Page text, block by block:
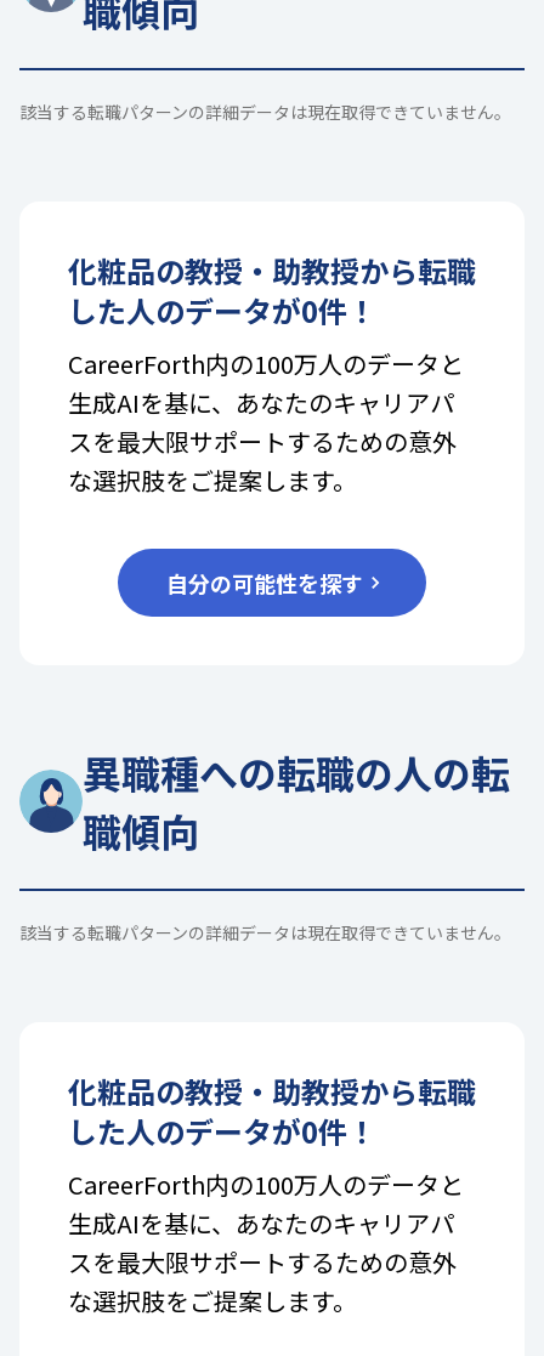
該当する転職パターンの詳細データは現在取得できていません。
化粧品の教授・助教授から転職
した人のデータが0件！
CareerForth内の100万人のデータと
生成AIを基に、あなたのキャリアパ
スを最大限サポートするための意外
な選択肢をご提案します。
自分の可能性を探す
異職種への転職の人の転
職傾向
該当する転職パターンの詳細データは現在取得できていません。
化粧品の教授・助教授から転職
した人のデータが0件！
CareerForth内の100万人のデータと
生成AIを基に、あなたのキャリアパ
スを最大限サポートするための意外
な選択肢をご提案します。